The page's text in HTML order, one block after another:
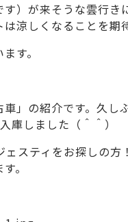
す）が来そうな雲行き
は涼しくなることを期
す。
」の紹介です。久し
庫しました（＾＾）
ェスティをお探しの方
。